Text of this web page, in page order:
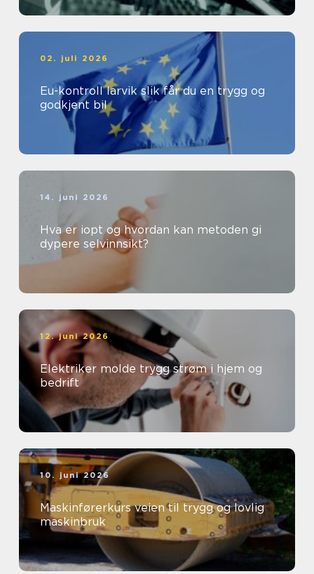
02. juli 2026
Eu-kontroll larvik slik får du en trygg og
godkjent bil
14. juni 2026
Hva er iopt og hvordan kan metoden gi
dypere selvinnsikt?
12. juni 2026
Elektriker molde trygg strøm i hjem og
bedrift
10. juni 2026
Maskinførerkurs veien til trygg og lovlig
maskinbruk